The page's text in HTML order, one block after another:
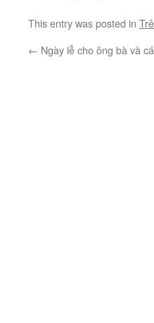
This entry was posted in
← Ngày lễ cho ông bà và